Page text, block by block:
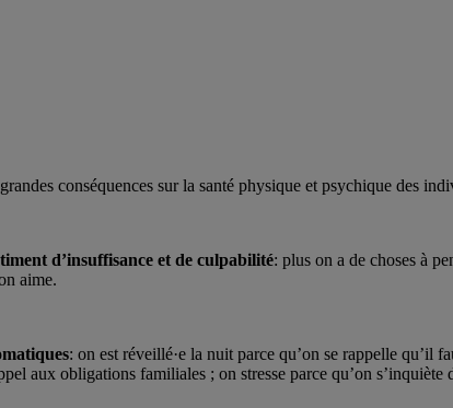
conséquences sur la santé physique et psychique des
d’insuffisance et de culpabilité: plus on a de choses à
aime.
: on est réveillé·e la nuit parce qu’on se rappelle qu’il
aux obligations familiales ; on stresse parce qu’on